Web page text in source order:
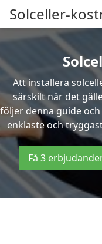
Solceller-
Att installera
särskilt när det
följer denna guide
enklaste och
Få 3